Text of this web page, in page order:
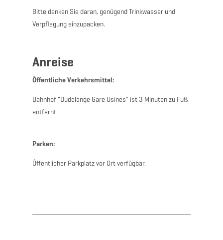
Bitte denken Sie daran, genügend Trinkwasser und
Verpflegung einzupacken.
Anreise
Öffentliche Verkehrsmittel:
Bahnhof "Dudelange Gare Usines" ist 3 Minuten zu Fuß
entfernt.
Parken:
Öffentlicher Parkplatz vor Ort verfügbar.